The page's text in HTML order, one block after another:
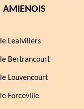
AMIENOIS
Lealvillers
Bertrancourt
Louvencourt
Forceville